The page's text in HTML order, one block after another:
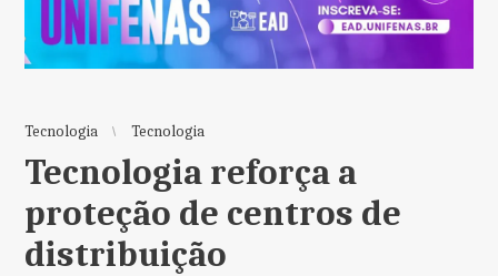
Tecnologia Tecnologia
Tecnologia reforça a
proteção de centros de
distribuição